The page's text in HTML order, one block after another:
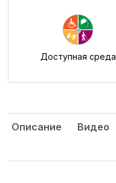
Доступная среда
Описание Видео